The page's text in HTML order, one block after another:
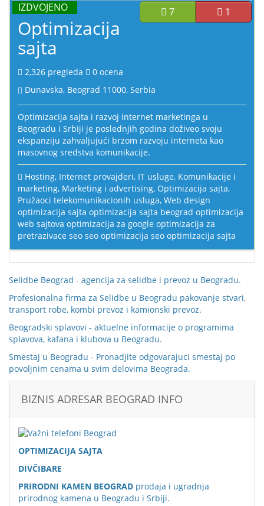
IZDVOJENO 7 1
Optimizacija
sajta
2,326 pregleda 0 ocena
Dunavska, Beograd 11000, Serbia
Optimizacija sajta i razvoj internet marketinga u
Beogradu i Srbiji je poslednjih godina doživeo svoju
ekspanziju zahvaljujući brzom razvoju interneta kao
masovnog sredstva komunikacije.
Hosting, Internet provajderi, IT usluge, Komunikacije i
marketing, Marketing i advertising, Optimizacija sajta,
Pružaoci telekomunikacionih usluga, Web design
optimizacija sajta optimizacija sajta beograd optimizacija
web sajtova optimizacija za google optimizacija za
pretrazivace seo seo optimizacija seo optimizacija sajta
Selidbe Beograd - agencija za selidbe i prevoz u Beogradu.
Profesionalna firma za Selidbe u Beogradu pakovanje stvari,
transport robe, kombi prevoz i kamionski prevoz.
Beogradski splavovi - aktuelne informacije o programima
splavova, kafana i klubova u Beogradu.
Smestaj u Beogradu - Pronadjite odgovarajuci smestaj po
povoljnim cenama u svim delovima Beograda.
BIZNIS ADRESAR BEOGRAD INFO
OPTIMIZACIJA SAJTA
DIVČIBARE
PRIRODNI KAMEN BEOGRAD prodaja i ugradnja
prirodnog kamena u Beogradu i Srbiji.